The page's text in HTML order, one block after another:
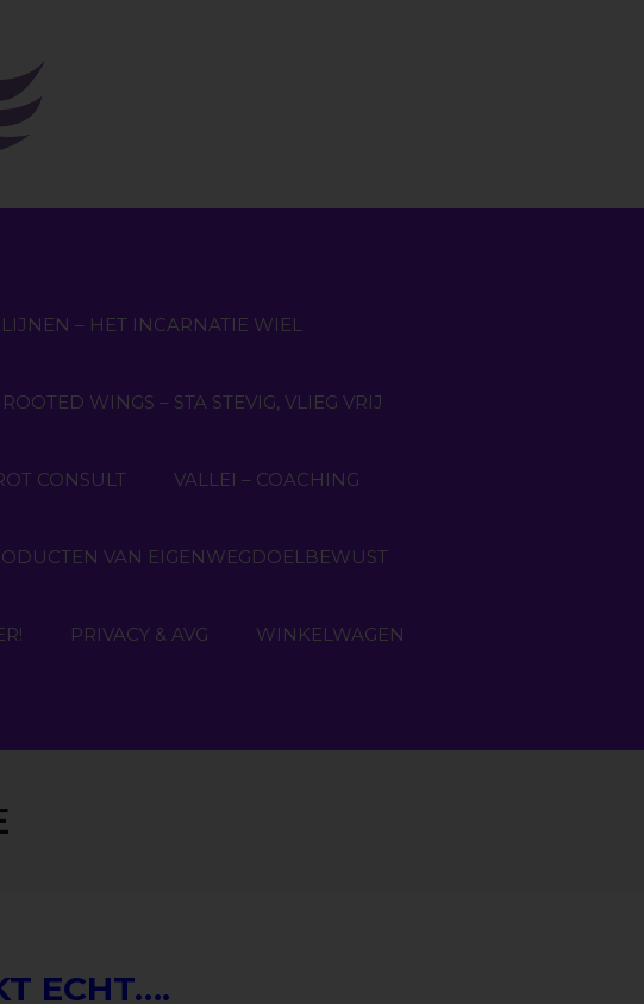
– HET INCARNATIE WIEL
ROOTED WINGS – STA STEVIG, VLIEG VRIJ
CONSULT VALLEI – COACHING
VAN EIGENWEGDOELBEWUST
PRIVACY & AVG WINKELWAGEN
ECHT….